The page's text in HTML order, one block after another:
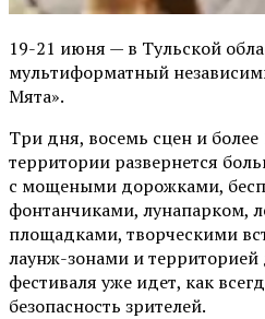
19-21 июня — в Тульской
мультиформатный
Мята».
Три дня, восемь сцен и
территории развернется
с мощеными дорожками,
фонтанчиками, лунапарком,
площадками, творческими
лаунж-зонами и территорией
фестиваля уже идет, как
безопасность зрителей.